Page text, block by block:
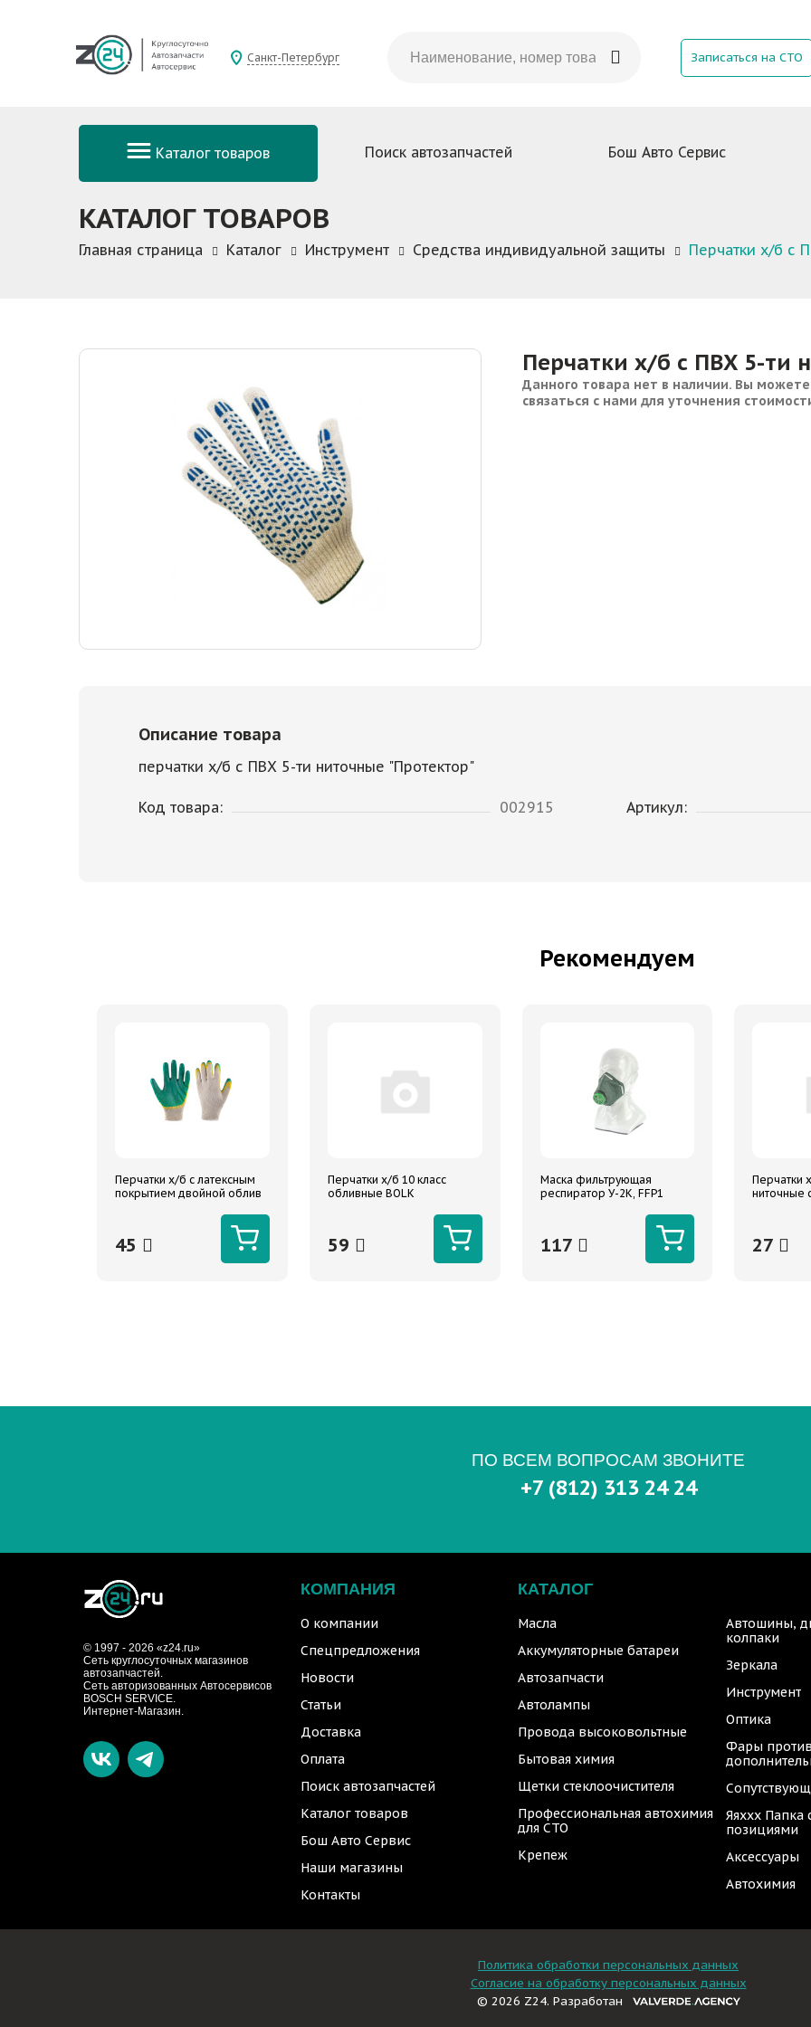
Санкт-Петербург Записаться на СТО
Каталог товаров Поиск автозапчастей Бош Авто Сервис
КАТАЛОГ ТОВАРОВ
Главная страница Каталог Инструмент Средства индивидуальной защиты Перчатки х/б с
Перчатки х/б с ПВХ 5-ти
Данного товара нет в наличии. Вы
связаться с нами для уточнения
Описание товара
перчатки х/б с ПВХ 5-ти ниточные "Протектор"
Код товара: 002915 Артикул:
Рекомендуем
Перчатки х/б с латексным
покрытием двойной облив
45
Перчатки х/б 10 класс
обливные BOLK
59
Маска фильтрующая
респиратор У-2К, FFP1
117
Перчатки
ниточные
27
ПО ВСЕМ ВОПРОСАМ ЗВОНИТЕ
+7 (812) 313 24 24
© 1997 - 2026 «z24.ru»
Cеть круглосуточных магазинов
автозапчастей.
Сеть авторизованных Автосервисов
BOSCH SERVICE.
Интернет-Магазин.
КОМПАНИЯ
О компании
Спецпредложения
Новости
Статьи
Доставка
Оплата
Поиск автозапчастей
Каталог товаров
Бош Авто Сервис
Наши магазины
Контакты
КАТАЛОГ
Масла
Аккумуляторные батареи
Автозапчасти
Автолампы
Провода высоковольтные
Бытовая химия
Щетки стеклоочистителя
Профессиональная автохимия
для СТО
Крепеж
Автошины,
колпаки
Зеркала
Инструмент
Оптика
Фары
Яяххх Папка
позициями
Аксессуары
Автохимия
Политика обработки персональных данных
Согласие на обработку персональных данных
© 2026 Z24. Разработан